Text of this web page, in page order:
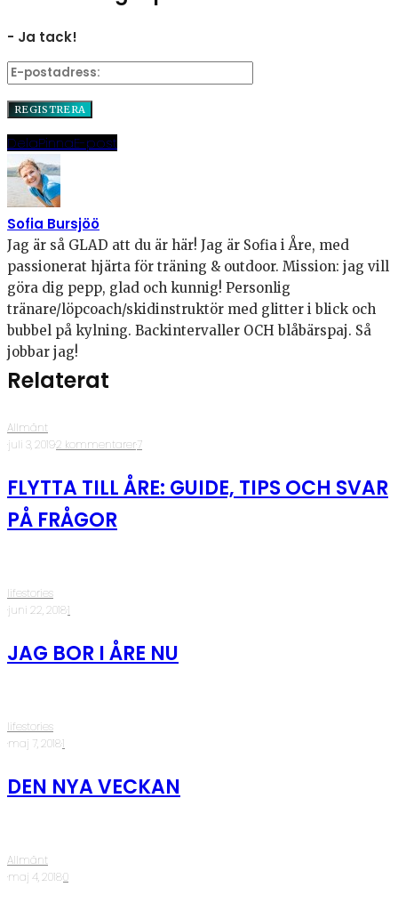
- Ja tack!
DelaPinnaE-post
Sofia Bursjöö
Jag är så GLAD att du är här! Jag är Sofia i Åre, med
passionerat hjärta för träning & outdoor. Mission: jag vill
göra dig pepp, glad och kunnig! Personlig
tränare/löpcoach/skidinstruktör med glitter i blick och
bubbel på kylning. Backintervaller OCH blåbärspaj. Så
jobbar jag!
Relaterat
Allmänt
·juli 3, 2019·2 kommentarer·7
FLYTTA TILL ÅRE: GUIDE, TIPS OCH SVAR
PÅ FRÅGOR
lifestories
·juni 22, 2018·1
JAG BOR I ÅRE NU
lifestories
·maj 7, 2018·1
DEN NYA VECKAN
Allmänt
·maj 4, 2018·0